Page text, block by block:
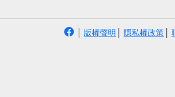
版權聲明 隱私權政策